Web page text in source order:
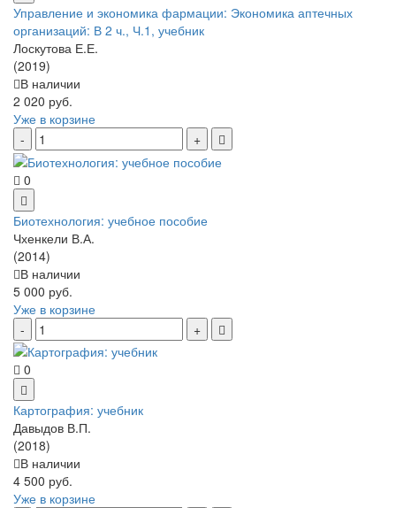
Управление и экономика фармации: Экономика аптечных
организаций: В 2 ч., Ч.1, учебник
Лоскутова Е.Е.
(2019)
В наличии
2 020 руб.
Уже в корзине
0
Биотехнология: учебное пособие
Чхенкели В.А.
(2014)
В наличии
5 000 руб.
Уже в корзине
0
Картография: учебник
Давыдов В.П.
(2018)
В наличии
4 500 руб.
Уже в корзине